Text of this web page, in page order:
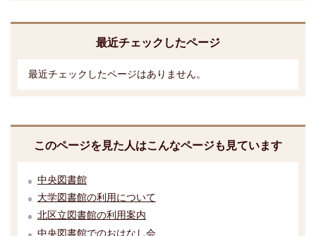
最近チェックしたページ
最近チェックしたページはありません。
このページを見た人はこんなページも見ています
中央図書館
大学図書館の利用について
北区立図書館の利用案内
中央図書館でのおはなし会